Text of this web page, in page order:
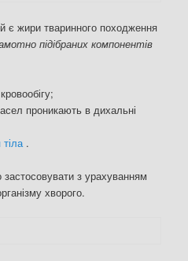
є жири тваринного походження
підібраних компонентів
проникають в дихальні
тіла .
з урахуванням
хворого.